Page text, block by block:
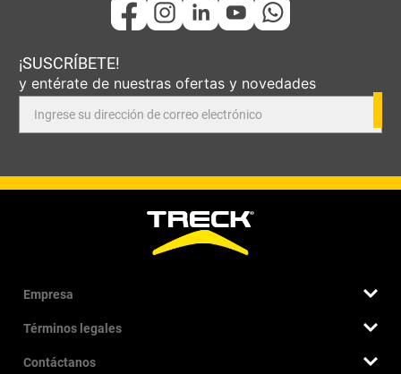
¡SUSCRÍBETE!
y entérate de nuestras ofertas y novedades
Empresa
Quiénes somos
Nuestra historia
Términos legales
Términos y condiciones
Contáctanos